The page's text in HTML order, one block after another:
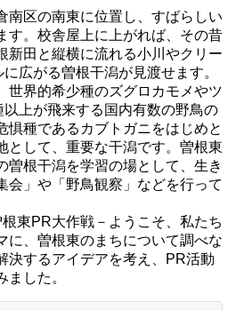
南区の南東に位置し、すばらしい
す。校舎屋上に上がれば、その昔
新田と縦横に流れる小川やクリー
広がる曽根干潟が見渡せます。
世界的希少種のズグロカモメやツ
上が飛来する国内有数の野鳥の
惧種であるカブトガニをはじめと
として、重要な干潟です。曽根東
曽根干潟を学習の場として、生き
会」や「野鳥観察」などを行って
東PR大作戦－ようこそ、私たち
に、曽根東のまちについて調べな
決するアイデアを考え、PR活動
ました。